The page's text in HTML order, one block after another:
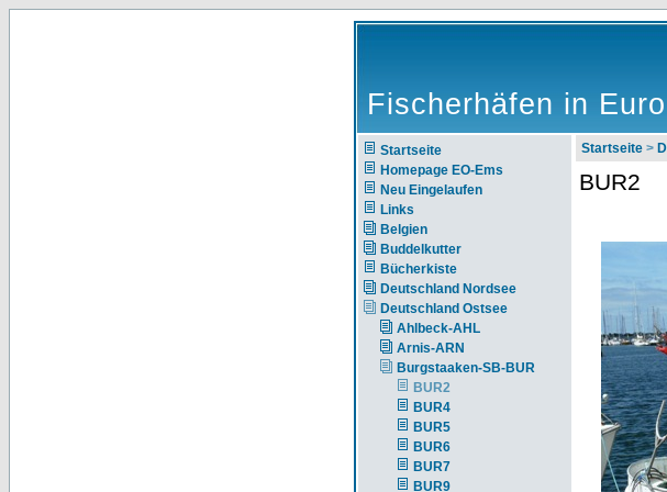
Fischerhäfen in
Startseite
Homepage EO-Ems
Neu Eingelaufen
Links
Belgien
Buddelkutter
Bücherkiste
Deutschland Nordsee
Deutschland Ostsee
Ahlbeck-AHL
Arnis-ARN
Burgstaaken-SB-BUR
BUR2
BUR4
BUR5
BUR6
BUR7
BUR9
Startseite >
BUR2